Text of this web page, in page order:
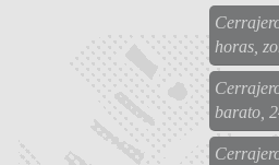
horas,
barato,